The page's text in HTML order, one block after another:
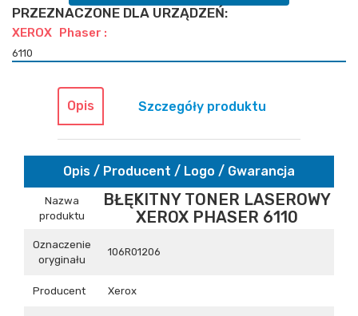
PRZEZNACZONE DLA URZĄDZEŃ:
XEROX Phaser :
6110
Opis Szczegóły produktu
Opis / Producent / Logo / Gwarancja
Nazwa
produktu
BŁĘKITNY TONER LASEROWY
XEROX PHASER 6110
Oznaczenie
oryginału
106R01206
Producent Xerox